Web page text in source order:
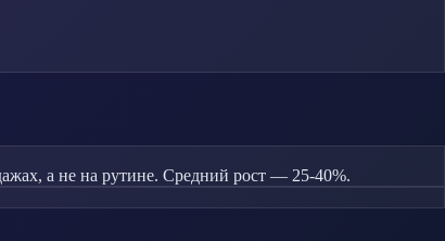
а не на рутине. Средний рост — 25-40%.